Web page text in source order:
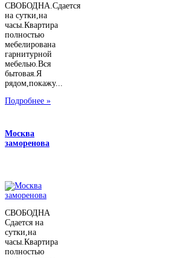
СВОБОДНА.Сдается
на сутки,на
часы.Квартира
полностью
мебелирована
гарнитурной
мебелью.Вся
бытовая.Я
рядом,покажу...
Подробнее »
Москва
заморенова
СВОБОДНА
Сдается на
сутки,на
часы.Квартира
полностью